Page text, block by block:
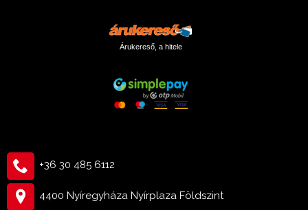
Árukereső, a hitele
+36 30 485 6112
4400 Nyíregyháza Nyírplaza Földszint